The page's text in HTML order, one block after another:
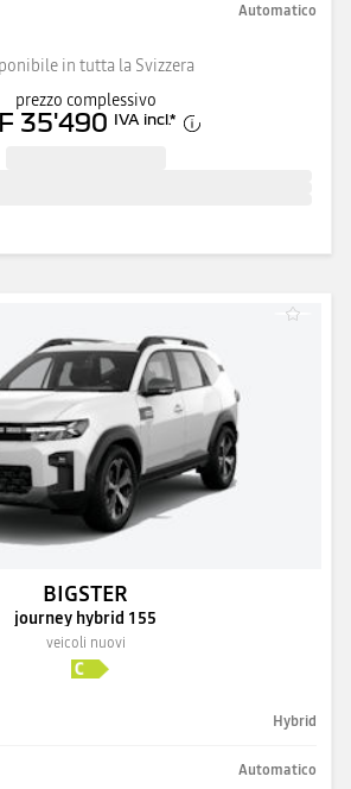
Automatico
in tutta la Svizzera
prezzo complessivo
35'490 IVA incl.*
BIGSTER
journey hybrid 155
veicoli nuovi
Hybrid
Automatico